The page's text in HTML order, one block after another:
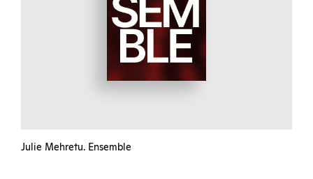
Julie Mehretu. Ensemble